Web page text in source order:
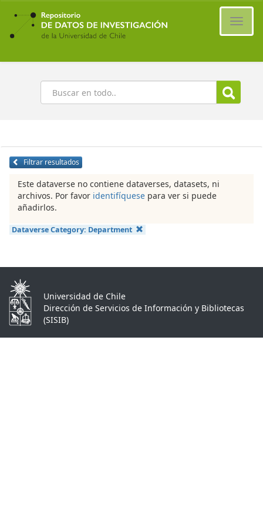
Ir
contenido
principal
Buscar
Filtrar resultados
Este dataverse no contiene dataverses, datasets, ni
archivos. Por favor identifíquese para ver si puede
añadirlos.
Dataverse Category: Department
Universidad de Chile
Dirección de Servicios de Información y Bibliotecas
(SISIB)